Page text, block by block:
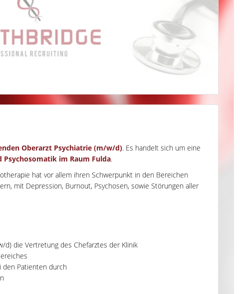
Oberarzt Psychiatrie (m/w/d). Es handelt sich um eine
im Raum Fulda.
hat vor allem ihren Schwerpunkt in den Bereichen
mit Depression, Burnout, Psychosen, sowie Störungen aller
die Vertretung des Chefarztes der Klinik
den Patienten durch